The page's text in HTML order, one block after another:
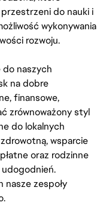
do nauki i
wykonywania
rozwoju.
naszych
na dobre
finansowe,
zrównoważony styl
do lokalnych
wsparcie
oraz rodzinne
udogodnień.
nasze zespoły